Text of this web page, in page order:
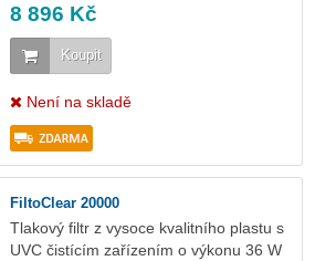
8 896 Kč
Koupit
Není na skladě
FiltoClear 20000
Tlakový filtr z vysoce kvalitního plastu s
UVC čistícím zařízením o výkonu 36 W